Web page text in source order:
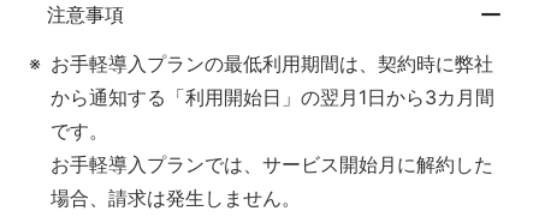
注意事項
お手軽導入プランの最低利用期間は、契約時に弊社
から通知する「利用開始日」の翌月1日から3カ月間
です。
お手軽導入プランでは、サービス開始月に解約した
場合、請求は発生しません。